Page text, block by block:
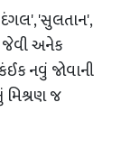
'સુલતાન',
જેવી અનેક
નવું જોવાની
મિશ્રણ જ